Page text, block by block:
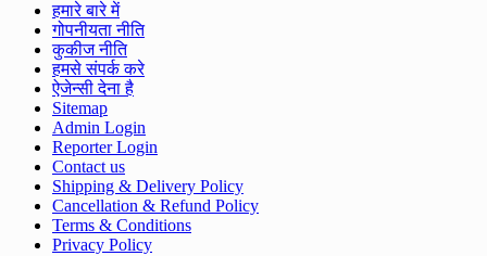
हमारे बारे में
गोपनीयता नीति
कुकीज नीति
हमसे संपर्क करे
ऐजेन्सी देना है
Sitemap
Admin Login
Reporter Login
Contact us
Shipping & Delivery Policy
Cancellation & Refund Policy
Terms & Conditions
Privacy Policy